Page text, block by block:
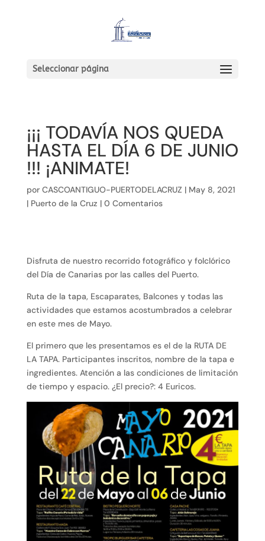
Seleccionar página
¡¡¡ TODAVÍA NOS QUEDA
HASTA EL DÍA 6 DE JUNIO
!!! ¡ANIMATE!
por CASCOANTIGUO-PUERTODELACRUZ | May 8, 2021
| Puerto de la Cruz | 0 Comentarios
Disfruta de nuestro recorrido fotográfico y folclórico
del Día de Canarias por las calles del Puerto.
Ruta de la tapa, Escaparates, Balcones y todas las
actividades que estamos acostumbrados a celebrar
en este mes de Mayo.
El primero que les presentamos es el de la RUTA DE
LA TAPA. Participantes inscritos, nombre de la tapa e
ingredientes. Atención a las condiciones de limitación
de tiempo y espacio. ¿El precio?: 4 Euricos.